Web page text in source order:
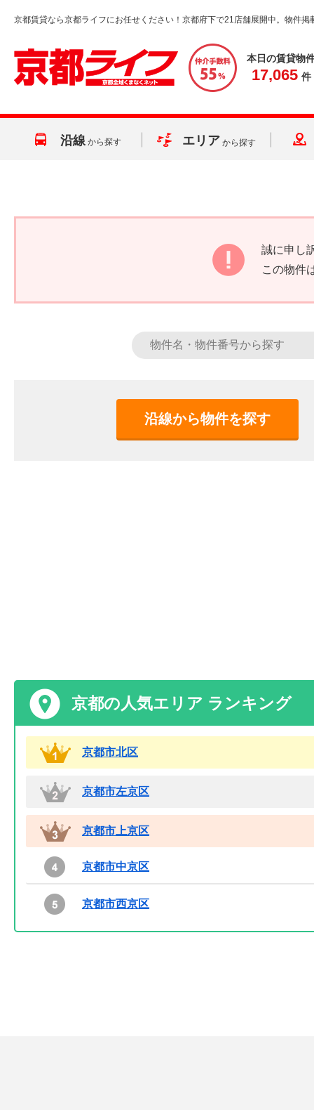
京都賃貸なら京都ライフにお任せください！京都府下で21店舗展開中。物件掲
本日の賃貸物
17,065 件
沿線 から探す エリア から探す
誠に申し
この物件
沿線から物件を探す
京都の人気エリア ランキング
京都市北区
京都市左京区
京都市上京区
京都市中京区
京都市西京区